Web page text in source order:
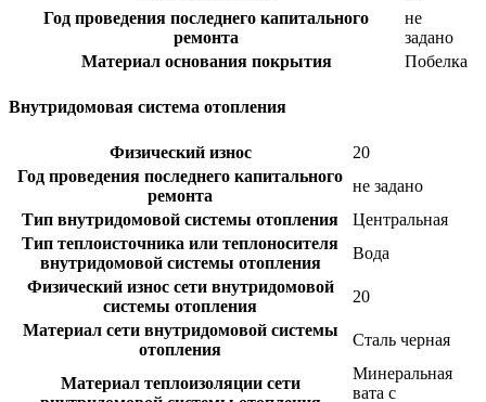
Год проведения последнего капитального
ремонта
не
задано
Материал основания покрытия
Побелка
Внутридомовая система отопления
Физический износ
20
Год проведения последнего капитального
ремонта
не задано
Тип внутридомовой системы отопления
Центральная
Тип теплоисточника или теплоносителя
внутридомовой системы отопления
Вода
Физический износ сети внутридомовой
системы отопления
20
Материал сети внутридомовой системы
отопления
Сталь черная
Материал теплоизоляции сети
Минеральная
вата с